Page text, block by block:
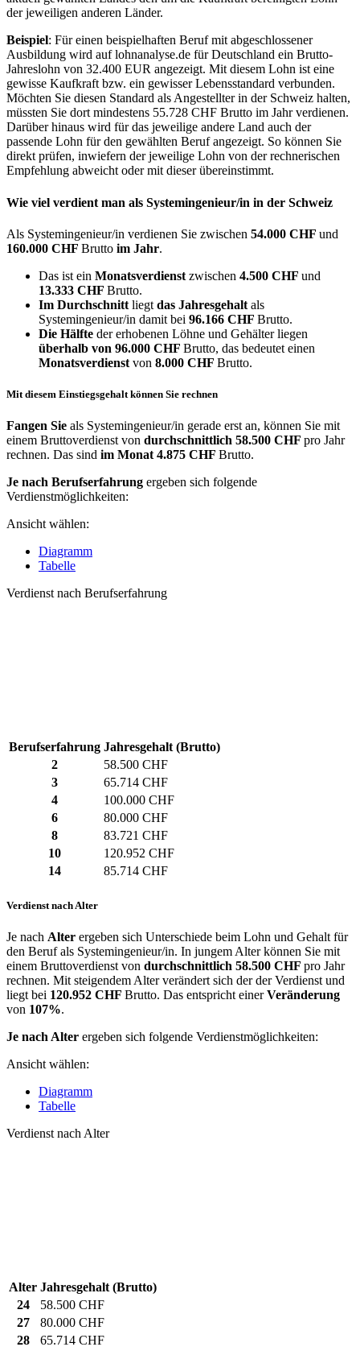
der jeweiligen anderen Länder.
Beispiel: Für einen beispielhaften Beruf mit abgeschlossener
Ausbildung wird auf lohnanalyse.de für Deutschland ein Brutto-
Jahreslohn von 32.400 EUR angezeigt. Mit diesem Lohn ist eine
gewisse Kaufkraft bzw. ein gewisser Lebensstandard verbunden.
Möchten Sie diesen Standard als Angestellter in der Schweiz halten,
müssten Sie dort mindestens 55.728 CHF Brutto im Jahr verdienen.
Darüber hinaus wird für das jeweilige andere Land auch der
passende Lohn für den gewählten Beruf angezeigt. So können Sie
direkt prüfen, inwiefern der jeweilige Lohn von der rechnerischen
Empfehlung abweicht oder mit dieser übereinstimmt.
Wie viel verdient man als Systemingenieur/in in der Schweiz
Als Systemingenieur/in verdienen Sie zwischen 54.000 CHF und
160.000 CHF Brutto im Jahr.
Das ist ein Monatsverdienst zwischen 4.500 CHF und
13.333 CHF Brutto.
Im Durchschnitt liegt das Jahresgehalt als
Systemingenieur/in damit bei 96.166 CHF Brutto.
Die Hälfte der erhobenen Löhne und Gehälter liegen
überhalb von 96.000 CHF Brutto, das bedeutet einen
Monatsverdienst von 8.000 CHF Brutto.
Mit diesem Einstiegsgehalt können Sie rechnen
Fangen Sie als Systemingenieur/in gerade erst an, können Sie mit
einem Bruttoverdienst von durchschnittlich 58.500 CHF pro Jahr
rechnen. Das sind im Monat 4.875 CHF Brutto.
Je nach Berufserfahrung ergeben sich folgende
Verdienstmöglichkeiten:
Ansicht wählen:
Diagramm
Tabelle
Verdienst nach Berufserfahrung
Berufserfahrung Jahresgehalt (Brutto)
2
58.500 CHF
3
65.714 CHF
4
100.000 CHF
6
80.000 CHF
8
83.721 CHF
10
120.952 CHF
14
85.714 CHF
Verdienst nach Alter
Je nach Alter ergeben sich Unterschiede beim Lohn und Gehalt für
den Beruf als Systemingenieur/in. In jungem Alter können Sie mit
einem Bruttoverdienst von durchschnittlich 58.500 CHF pro Jahr
rechnen. Mit steigendem Alter verändert sich der der Verdienst und
liegt bei 120.952 CHF Brutto. Das entspricht einerVeränderung
von 107%.
Je nach Alter ergeben sich folgende Verdienstmöglichkeiten:
Ansicht wählen:
Diagramm
Tabelle
Verdienst nach Alter
Alter Jahresgehalt (Brutto)
24
58.500 CHF
27
80.000 CHF
28
65.714 CHF